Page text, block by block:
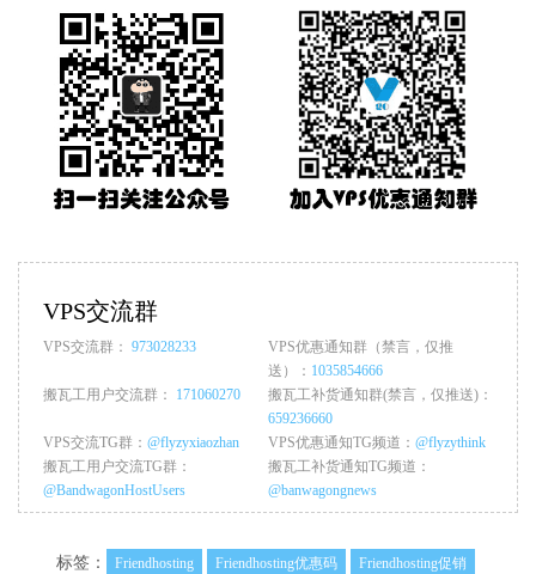
VPS交流群
VPS交流群： 973028233
VPS优惠通知群（禁言，仅推
送）： 1035854666
搬瓦工用户交流群： 171060270
搬瓦工补货通知群(禁言，仅推送)：
659236660
VPS交流TG群： @flyzyxiaozhan VPS优惠通知TG频道： @flyzythink
搬瓦工用户交流TG群：
@BandwagonHostUsers
搬瓦工补货通知TG频道：
@banwagongnews
标签： Friendhosting Friendhosting优惠码
Friendhosting促销